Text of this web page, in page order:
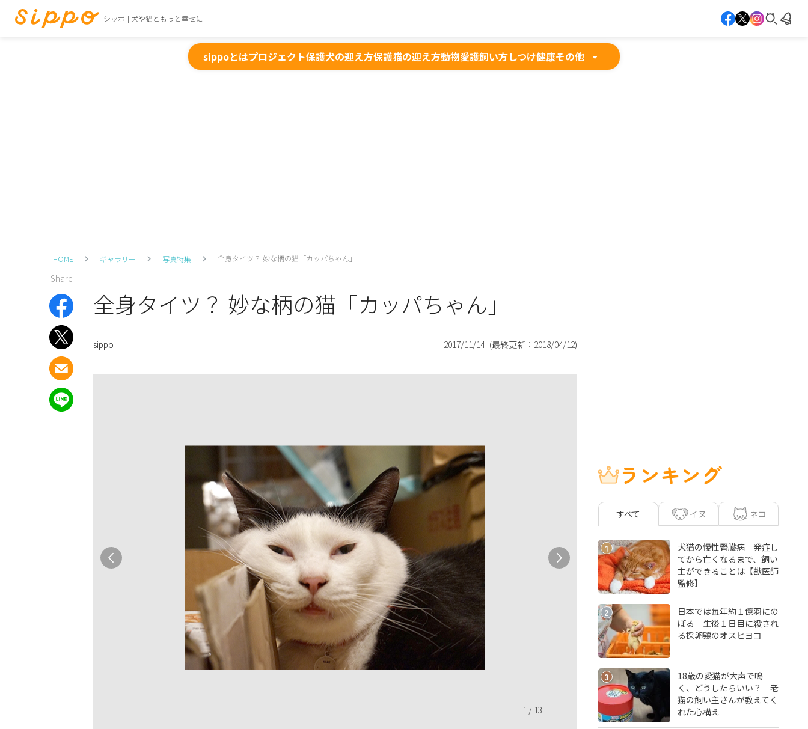
[ シッポ ] 犬や猫ともっと幸せに
sippoとはプロジェクト保護犬の迎え方保護猫の迎え方動物愛護飼い方しつけ健康その他
HOME ギャラリー 写真特集 全身タイツ？ 妙な柄の猫「カッパちゃん」
Share
全身タイツ？ 妙な柄の猫「カッパちゃん」
sippo 2017/11/14 (最終更新： 2018/04/12)
1 / 13
ランキング
すべて イヌ ネコ
1
犬猫の慢性腎臓病 発症し
てから亡くなるまで、飼い
主ができることは【獣医師
監修】
2
日本では毎年約１億羽にの
ぼる 生後１日目に殺され
る採卵鶏のオスヒヨコ
3
18歳の愛猫が大声で鳴
く、どうしたらいい？ 老
猫の飼い主さんが教えてく
れた心構え